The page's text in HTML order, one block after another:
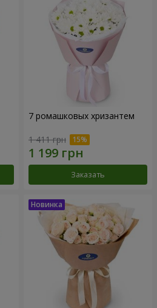
7 ромашковых хризантем
1 411 грн
Заказать